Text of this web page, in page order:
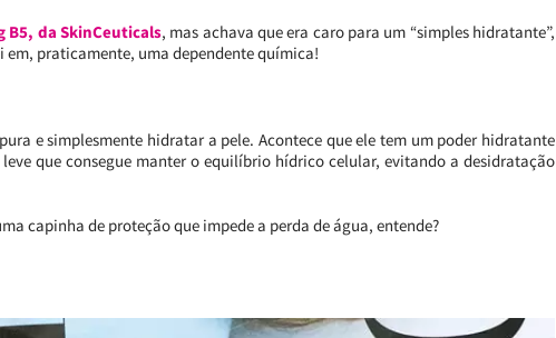
B5, da SkinCeuticals, mas achava que era caro para um “simples hidratante”,
em, praticamente, uma dependente química!
e simplesmente hidratar a pele. Acontece que ele tem um poder hidratante
que consegue manter o equilíbrio hídrico celular, evitando a desidratação
capinha de proteção que impede a perda de água, entende?